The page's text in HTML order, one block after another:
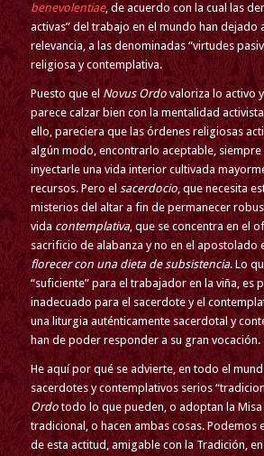
benevolentiae, de acuerdo con la cual las
activas” del trabajo en el mundo han dejado
relevancia, a las denominadas “virtudes
religiosa y contemplativa.
Puesto que el Novus Ordovaloriza lo activo
parece calzar bien con la mentalidad
ello, pareciera que las órdenes religiosas
algún modo, encontrarlo aceptable,
inyectarle una vida interior cultivada
recursos. Pero el sacerdocio, que necesita
misterios del altar a fin de permanecer
vida contemplativa, que se concentra en el
sacrificio de alabanza y no en el apostolado
florecer con una dieta de subsistencia. Lo
“suficiente” para el trabajador en la viña, es
inadecuado para el sacerdote y el
una liturgia auténticamente sacerdotal y
han de poder responder a su gran vocación.
He aquí por qué se advierte, en todo el
sacerdotes y contemplativos serios
Ordotodo lo que pueden, o adoptan la Misa
tradicional, o hacen ambas cosas. Podemos
de esta actitud, amigable con la Tradición,